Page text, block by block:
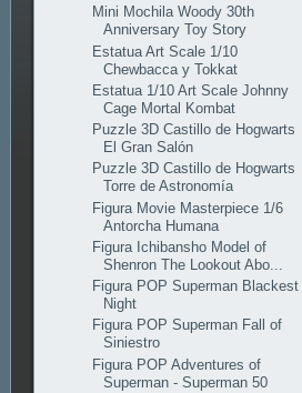
Mini Mochila Woody 30th
Anniversary Toy Story
Estatua Art Scale 1/10
Chewbacca y Tokkat
Estatua 1/10 Art Scale Johnny
Cage Mortal Kombat
Puzzle 3D Castillo de Hogwarts
El Gran Salón
Puzzle 3D Castillo de Hogwarts
Torre de Astronomía
Figura Movie Masterpiece 1/6
Antorcha Humana
Figura Ichibansho Model of
Shenron The Lookout Abo...
Figura POP Superman Blackest
Night
Figura POP Superman Fall of
Siniestro
Figura POP Adventures of
Superman - Superman 50